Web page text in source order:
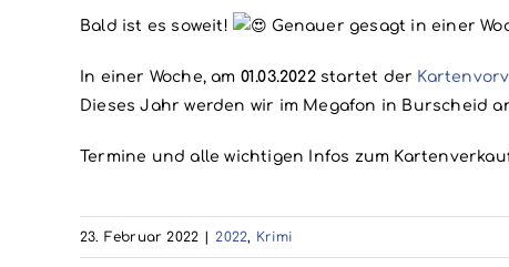
Bald ist es soweit! Genauer gesagt in einer
In einer Woche, am 01.03.2022startet der
Dieses Jahr werden wir im Megafon in Burscheid
Termine und alle wichtigen Infos zum
23. Februar 2022 2022, Krimi